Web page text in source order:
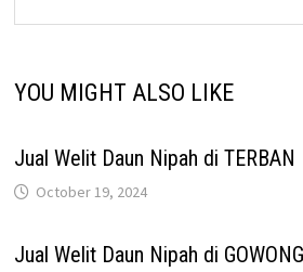
YOU MIGHT ALSO LIKE
Jual Welit Daun Nipah di TERBAN
October 19, 2024
Jual Welit Daun Nipah di